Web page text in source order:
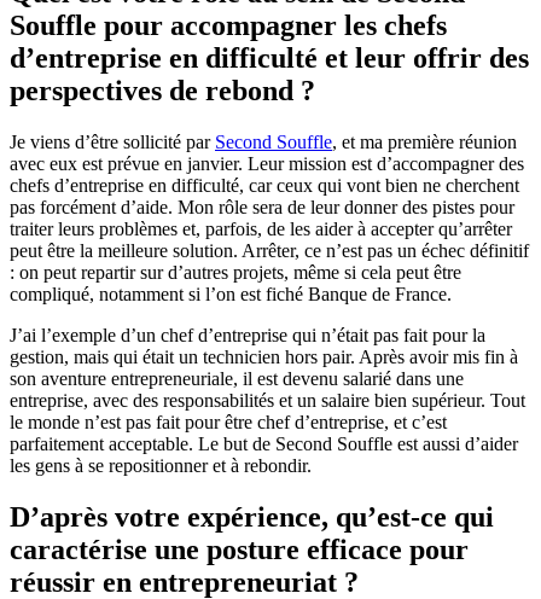
Souffle pour accompagner les chefs
d’entreprise en difficulté et leur offrir des
perspectives de rebond ?
Je viens d’être sollicité par Second Souffle, et ma première réunion
avec eux est prévue en janvier. Leur mission est d’accompagner des
chefs d’entreprise en difficulté, car ceux qui vont bien ne cherchent
pas forcément d’aide. Mon rôle sera de leur donner des pistes pour
traiter leurs problèmes et, parfois, de les aider à accepter qu’arrêter
peut être la meilleure solution. Arrêter, ce n’est pas un échec définitif
: on peut repartir sur d’autres projets, même si cela peut être
compliqué, notamment si l’on est fiché Banque de France.
J’ai l’exemple d’un chef d’entreprise qui n’était pas fait pour la
gestion, mais qui était un technicien hors pair. Après avoir mis fin à
son aventure entrepreneuriale, il est devenu salarié dans une
entreprise, avec des responsabilités et un salaire bien supérieur. Tout
le monde n’est pas fait pour être chef d’entreprise, et c’est
parfaitement acceptable. Le but de Second Souffle est aussi d’aider
les gens à se repositionner et à rebondir.
D’après votre expérience, qu’est-ce qui
caractérise une posture efficace pour
réussir en entrepreneuriat ?